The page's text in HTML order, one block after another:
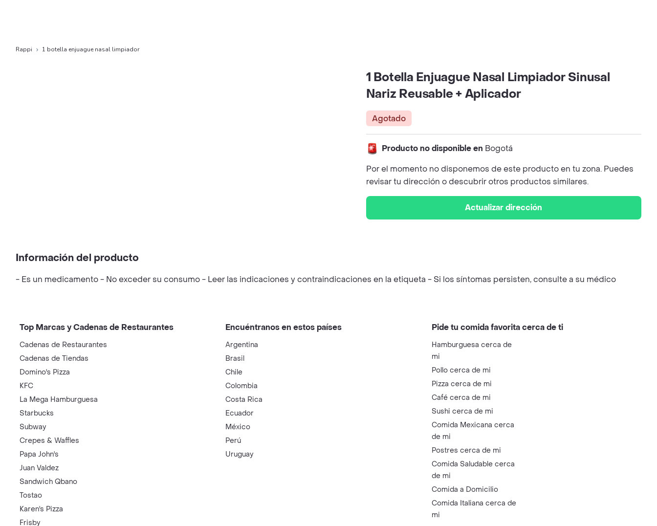
Rappi 1 botella enjuague nasal limpiador
1 Botella Enjuague Nasal Limpiador Sinusal
Nariz Reusable + Aplicador
Agotado
Producto no disponible en Bogotá
Por el momento no disponemos de este producto en tu zona. Puedes
revisar tu dirección o descubrir otros productos similares.
Actualizar dirección
Información del producto
- Es un medicamento - No exceder su consumo - Leer las indicaciones y contraindicaciones en la etiqueta - Si los síntomas persisten, consulte a su médico
Top Marcas y Cadenas de Restaurantes
Cadenas de Restaurantes
Cadenas de Tiendas
Domino's Pizza
KFC
La Mega Hamburguesa
Starbucks
Subway
Crepes & Waffles
Papa John's
Juan Valdez
Sandwich Qbano
Tostao
Karen's Pizza
Frisby
Encuéntranos en estos países
Argentina
Brasil
Chile
Colombia
Costa Rica
Ecuador
México
Perú
Uruguay
Pide tu comida favorita cerca de ti
Hamburguesa cerca de
mi
Pollo cerca de mi
Pizza cerca de mi
Café cerca de mi
Sushi cerca de mi
Comida Mexicana cerca
de mi
Postres cerca de mi
Comida Saludable cerca
de mi
Comida a Domicilio
Comida Italiana cerca de
mi